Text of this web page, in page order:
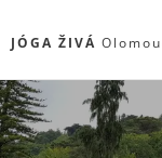
JÓGA ŽIVÁ